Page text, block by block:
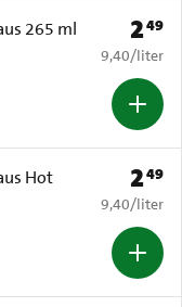
Yildriz Turkse Knoflooksaus 265 ml Prijs:
249
€ 9,40 per
9,40/liter
Hot
Prijs:
249
€ 9,40 per
9,40/liter